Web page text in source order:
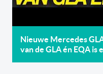
Nieuwe Mercedes
van de GLA én EQA is